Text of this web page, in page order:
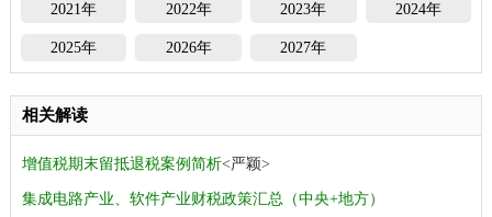
2021年 2022年 2023年 2024年
2025年 2026年 2027年
相关解读
增值税期末留抵退税案例简析<严颖>
集成电路产业、软件产业财税政策汇总（中央+地方）